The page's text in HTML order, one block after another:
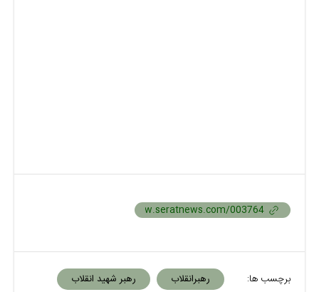
برچسب ها: رهبرانقلاب
رهبر شهید انقلاب